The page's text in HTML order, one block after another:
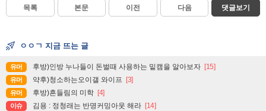
목록 본문 이전 다음 댓글보기
ㅇㅇㄱ 지금 뜨는 글
유머 후방)인방 누나들이 돈벌때 사용하는 밑캠을 알아보자 [15]
유머 약후)청소하는오이갤 와이프 [3]
유머 후방)흔들림의 미학 [4]
이슈 김용 : 정청래는 반명커밍아웃 해라 [14]